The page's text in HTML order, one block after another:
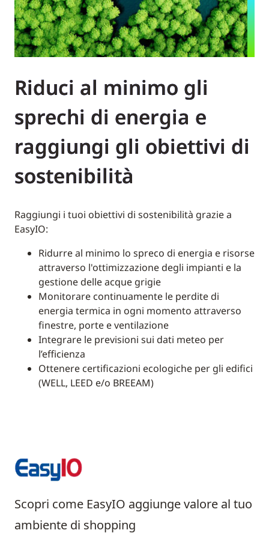
Riduci al minimo gli
sprechi di energia e
raggiungi gli obiettivi di
sostenibilità
Raggiungi i tuoi obiettivi di sostenibilità grazie a
EasyIO:
Ridurre al minimo lo spreco di energia e risorse
attraverso l'ottimizzazione degli impianti e la
gestione delle acque grigie
Monitorare continuamente le perdite di
energia termica in ogni momento attraverso
finestre, porte e ventilazione
Integrare le previsioni sui dati meteo per
l’efficienza
Ottenere certificazioni ecologiche per gli edifici
(WELL, LEED e/o BREEAM)
Scopri come EasyIO aggiunge valore al tuo
ambiente di shopping